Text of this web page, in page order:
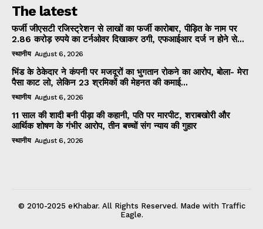
The latest
फर्जी जीएसटी रजिस्ट्रेशन से लाखों का फर्जी कारोबार, पीड़ित के नाम पर
2.86 करोड़ रुपये का टर्नओवर दिखाकर ठगी, एफआईआर दर्ज न होने से...
स्थानीय August 6, 2026
भिंड के ठेकेदार ने कंपनी पर मजदूरों का भुगतान रोकने का आरोप, बोला- मेरा
पैसा काट लो, लेकिन 23 श्रमिकों की मेहनत की कमाई...
स्थानीय August 6, 2026
11 साल की शादी बनी पीड़ा की कहानी, पति पर मारपीट, शराबखोरी और
आर्थिक शोषण के गंभीर आरोप, तीन बच्चों संग न्याय की गुहार
स्थानीय August 6, 2026
© 2010-2025 eKhabar. All Rights Reserved. Made with Traffic
Eagle.